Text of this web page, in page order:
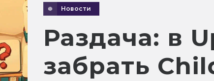
Новости
Раздача: в
забрать